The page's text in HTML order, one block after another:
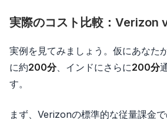
実際のコスト比較：Verizon
実例を見てみましょう。仮にあなた
に約200分、インドにさらに200分
す。
まず、Verizonの標準的な従量課金で